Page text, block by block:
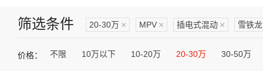
筛选条件 20-30万 × MPV × 插电式混动 × 雪铁龙
价格： 不限 10万以下 10-20万 20-30万 30-50万